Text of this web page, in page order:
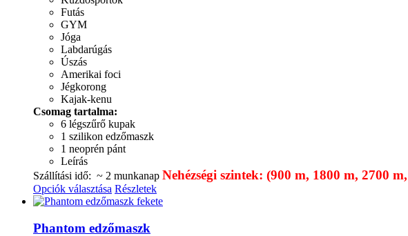
Futás
GYM
Jóga
Labdarúgás
Úszás
Amerikai foci
Jégkorong
Kajak-kenu
Csomag tartalma:
6 légszűrő kupak
1 szilikon edzőmaszk
1 neoprén pánt
Leírás
Szállítási idő: ~ 2 munkanap Nehézségi szintek: (900 m, 1800 m, 2700
Opciók választása Részletek
Phantom edzőmaszk